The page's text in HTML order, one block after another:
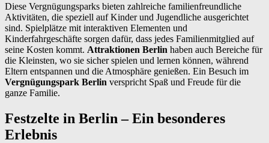
Diese Vergnügungsparks bieten zahlreiche familienfreundliche
Aktivitäten, die speziell auf Kinder und Jugendliche ausgerichtet
sind. Spielplätze mit interaktiven Elementen und
Kinderfahrgeschäfte sorgen dafür, dass jedes Familienmitglied auf
seine Kosten kommt. Attraktionen Berlin haben auch Bereiche für
die Kleinsten, wo sie sicher spielen und lernen können, während
Eltern entspannen und die Atmosphäre genießen. Ein Besuch im
Vergnügungspark Berlin verspricht Spaß und Freude für die
ganze Familie.
Festzelte in Berlin – Ein besonderes
Erlebnis